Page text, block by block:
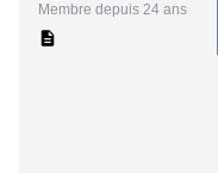
Membre depuis 24 ans